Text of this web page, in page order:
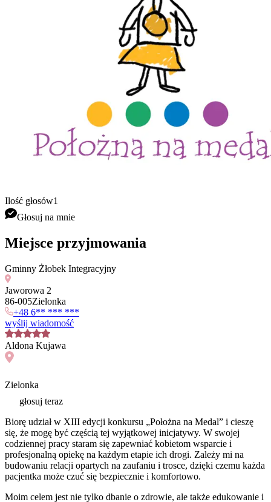
Ilość głosów1
Głosuj na mnie
Miejsce przyjmowania
Gminny Żłobek Integracyjny
Jaworowa 2
86-005Zielonka
+48 6** *** ***
wyślij wiadomość
Aldona Kujawa
Zielonka
głosuj teraz
Biorę udział w XIII edycji konkursu „Położna na Medal” i cieszę
się, że mogę być częścią tej wyjątkowej inicjatywy. W swojej
codziennej pracy staram się zapewniać kobietom wsparcie i
profesjonalną opiekę na każdym etapie ich drogi. Zależy mi na
budowaniu relacji opartych na zaufaniu i trosce, dzięki czemu każda
pacjentka może czuć się bezpiecznie i komfortowo.
Moim celem jest nie tylko dbanie o zdrowie, ale także edukowanie i